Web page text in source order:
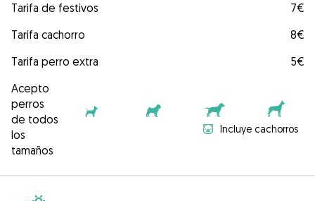
Tarifa de festivos
7€
Tarifa cachorro
8€
Tarifa perro extra
5€
Acepto
perros
de todos
los
tamaños
Incluye cachorros